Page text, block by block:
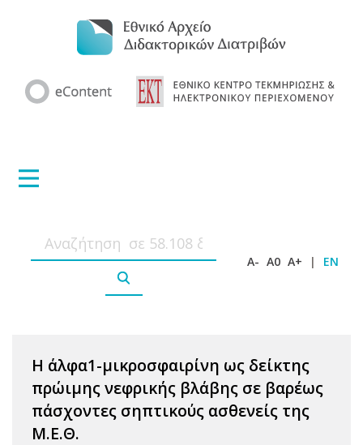
A- A0 A+ | EN
Η άλφα1-μικροσφαιρίνη ως δείκτης
πρώιμης νεφρικής βλάβης σε βαρέως
πάσχοντες σηπτικούς ασθενείς της
Μ.Ε.Θ.